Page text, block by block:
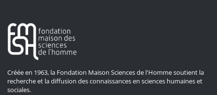
Créée en 1963, la Fondation Maison Sciences de l'Homme soutient la
recherche et la diffusion des connaissances en sciences humaines et
sociales.